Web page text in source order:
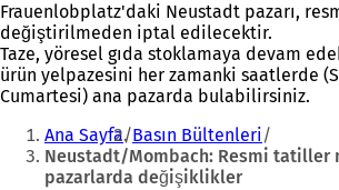
Frauenlobplatz'daki Neustadt pazarı,
değiştirilmeden iptal edilecektir.
Taze, yöresel gıda stoklamaya devam
ürün yelpazesini her zamanki saatlerde
Cumartesi) ana pazarda bulabilirsiniz.
Buradasınız:
Ana Sayfa Basın Bültenleri
Neustadt/Mombach: Resmi tatiller
pazarlarda değişiklikler